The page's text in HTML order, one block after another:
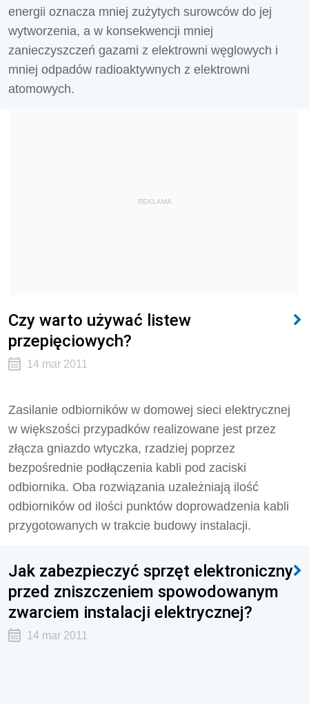
energii oznacza mniej zużytych surowców do jej
wytworzenia, a w konsekwencji mniej
zanieczyszczeń gazami z elektrowni węglowych i
mniej odpadów radioaktywnych z elektrowni
atomowych.
REKLAMA
Czy warto używać listew
przepięciowych?
14 mar 2011
Zasilanie odbiorników w domowej sieci elektrycznej
w większości przypadków realizowane jest przez
złącza gniazdo wtyczka, rzadziej poprzez
bezpośrednie podłączenia kabli pod zaciski
odbiornika. Oba rozwiązania uzależniają ilość
odbiorników od ilości punktów doprowadzenia kabli
przygotowanych w trakcie budowy instalacji.
Jak zabezpieczyć sprzęt elektroniczny
przed zniszczeniem spowodowanym
zwarciem instalacji elektrycznej?
14 mar 2011